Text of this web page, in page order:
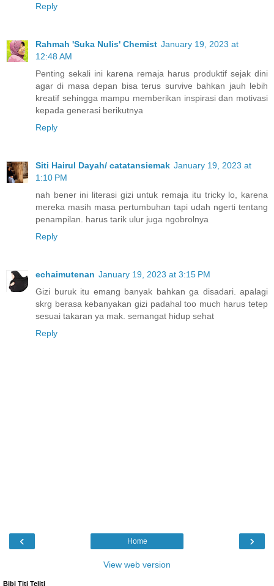
Reply
Rahmah 'Suka Nulis' Chemist January 19, 2023 at
12:48 AM
Penting sekali ini karena remaja harus produktif sejak dini
agar di masa depan bisa terus survive bahkan jauh lebih
kreatif sehingga mampu memberikan inspirasi dan motivasi
kepada generasi berikutnya
Reply
Siti Hairul Dayah/ catatansiemak January 19, 2023 at
1:10 PM
nah bener ini literasi gizi untuk remaja itu tricky lo, karena
mereka masih masa pertumbuhan tapi udah ngerti tentang
penampilan. harus tarik ulur juga ngobrolnya
Reply
echaimutenan January 19, 2023 at 3:15 PM
Gizi buruk itu emang banyak bahkan ga disadari. apalagi
skrg berasa kebanyakan gizi padahal too much harus tetep
sesuai takaran ya mak. semangat hidup sehat
Reply
‹ ›
Home
View web version
Bibi Titi Teliti